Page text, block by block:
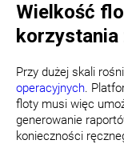
Wielkość
Przy dużej skali
operacyjnych.
floty musi więc
generowanie
konieczności